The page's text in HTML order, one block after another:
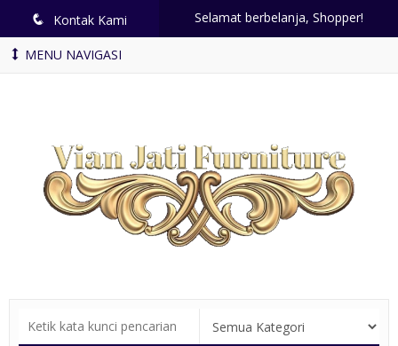
q Kontak Kami Selamat berbelanja, Shopper!
MENU NAVIGASI